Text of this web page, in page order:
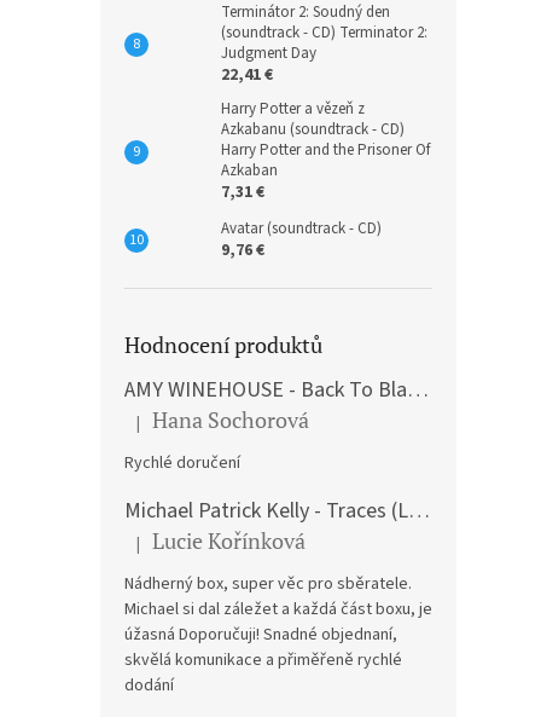
Terminátor 2: Soudný den
(soundtrack - CD) Terminator 2:
Judgment Day
22,41 €
Harry Potter a vězeň z
Azkabanu (soundtrack - CD)
Harry Potter and the Prisoner Of
Azkaban
7,31 €
Avatar (soundtrack - CD)
9,76 €
Hodnocení produktů
AMY WINEHOUSE - Back To Black (LP)
The product rating is 5 out of 5 stars.
| Hana Sochorová
Rychlé doručení
Michael Patrick Kelly - Traces (Limited Edition) (Premium Box-Set) (LP)
The product rating is 5 out of 5 stars.
| Lucie Kořínková
Nádherný box, super věc pro sběratele.
Michael si dal záležet a každá část boxu, je
úžasná Doporučuji! Snadné objednaní,
skvělá komunikace a přiměřeně rychlé
dodání